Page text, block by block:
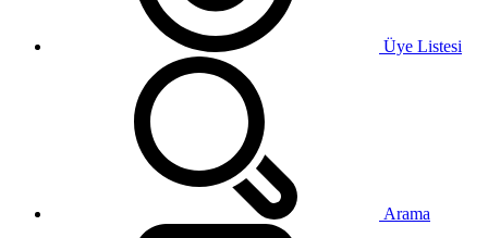
Üye Listesi
Arama